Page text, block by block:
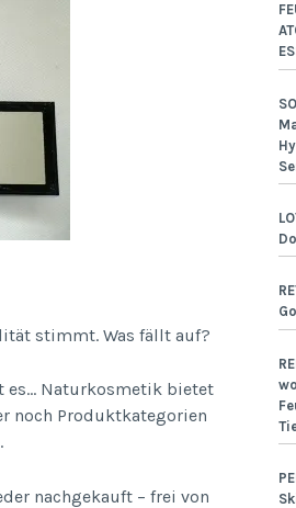
stimmt. Was fällt auf?
es… Naturkosmetik bietet
noch Produktkategorien
nachgekauft – frei von